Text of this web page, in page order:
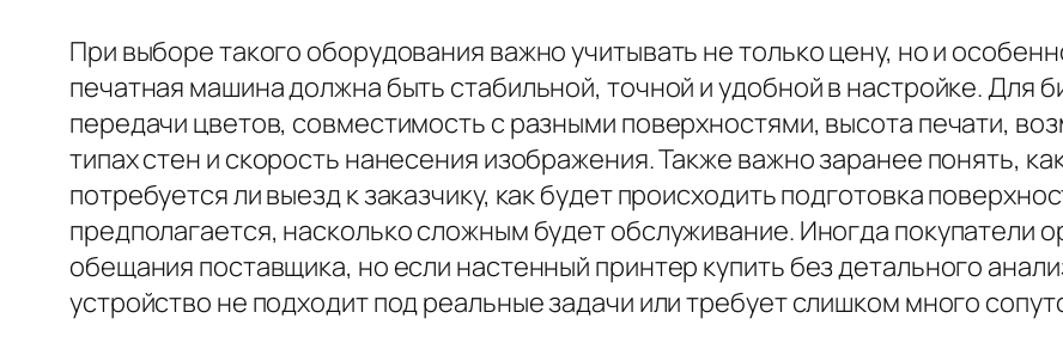
При выборе такого оборудования важно учитывать не только цену, но и
печатная машина должна быть стабильной, точной и удобной в настройке. Для
передачи цветов, совместимость с разными поверхностями, высота печати,
типах стен и скорость нанесения изображения. Также важно заранее понять,
потребуется ли выезд к заказчику, как будет происходить подготовка
предполагается, насколько сложным будет обслуживание. Иногда покупатели
обещания поставщика, но если настенный принтер купить без детального
устройство не подходит под реальные задачи или требует слишком много